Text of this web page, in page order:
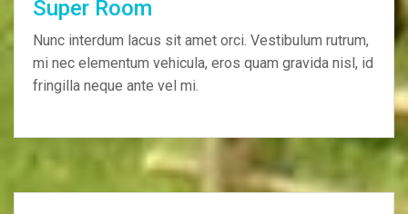
Super Room
Nunc interdum lacus sit amet orci. Vestibulum rutrum,
mi nec elementum vehicula, eros quam gravida nisl, id
fringilla neque ante vel mi.